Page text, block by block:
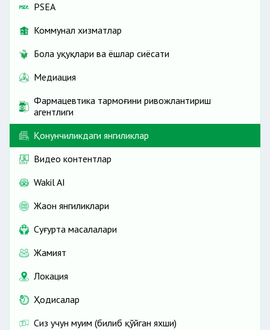
PSEA
Коммунал хизматлар
Бола ҳуқуқлари ва ёшлар сиёсати
Медиация
Фармацевтика тармоғини ривожлантириш
агентлиги
Қонунчиликдаги янгиликлар
Видео контентлар
Wakil AI
Жаҳон янгиликлари
Cуғурта масалалари
Жамият
Локация
Ҳодисалар
Сиз учун муҳим (билиб қўйган яхши)